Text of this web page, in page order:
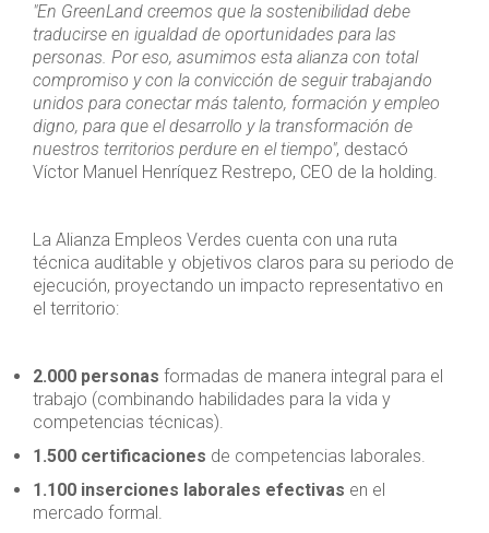
"En GreenLand creemos que la sostenibilidad debe
traducirse en igualdad de oportunidades para las
personas. Por eso, asumimos esta alianza con total
compromiso y con la convicción de seguir trabajando
unidos para conectar más talento, formación y empleo
digno, para que el desarrollo y la transformación de
nuestros territorios perdure en el tiempo", destacó
Víctor Manuel Henríquez Restrepo, CEO de la holding.
La Alianza Empleos Verdes cuenta con una ruta
técnica auditable y objetivos claros para su periodo de
ejecución, proyectando un impacto representativo en
el territorio:
2.000 personas formadas de manera integral para el
trabajo (combinando habilidades para la vida y
competencias técnicas).
1.500 certificaciones de competencias laborales.
1.100 inserciones laborales efectivas en el
mercado formal.